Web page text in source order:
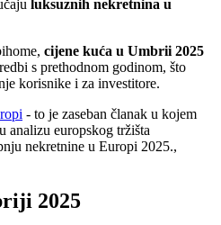
luksuznih nekretnina u
cijene kuća u Umbrii 2025
s prethodnom godinom, što
korisnike i za investitore.
- to je zaseban članak u kojem
analizu europskog tržišta
nekretnine u Europi 2025.,
2025